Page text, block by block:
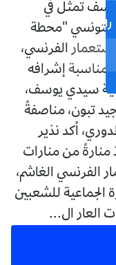
رابط مختصر
تمثل في
والتونسي "محطة
الفرنسي،
بمناسبة إشرافه
67 لأحداث ساقية سيدي يوسف،
تبون، مناصفةً
أكد نذير
منارةً من منارات
الفرنسي الغاشم،
الجماعية للشعبين
العار ال...